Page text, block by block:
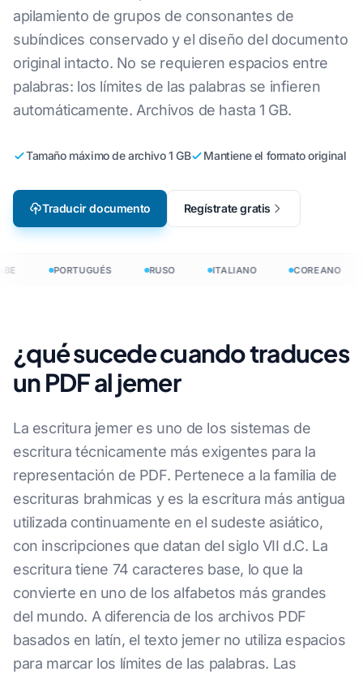
apilamiento de grupos de consonantes de
subíndices conservado y el diseño del documento
original intacto. No se requieren espacios entre
palabras: los límites de las palabras se infieren
automáticamente. Archivos de hasta 1 GB.
Tamaño máximo de archivo 1 GB Mantiene el formato original
Traducir documento Regístrate gratis
PORTUGUÉS RUSO ITALIANO COREANO
¿qué sucede cuando traduces
un PDF al jemer
La escritura jemer es uno de los sistemas de
escritura técnicamente más exigentes para la
representación de PDF. Pertenece a la familia de
escrituras brahmicas y es la escritura más antigua
utilizada continuamente en el sudeste asiático,
con inscripciones que datan del siglo VII d.C. La
escritura tiene 74 caracteres base, lo que la
convierte en uno de los alfabetos más grandes
del mundo. A diferencia de los archivos PDF
basados en latín, el texto jemer no utiliza espacios
para marcar los límites de las palabras. Las